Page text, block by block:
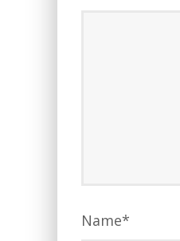
Name*